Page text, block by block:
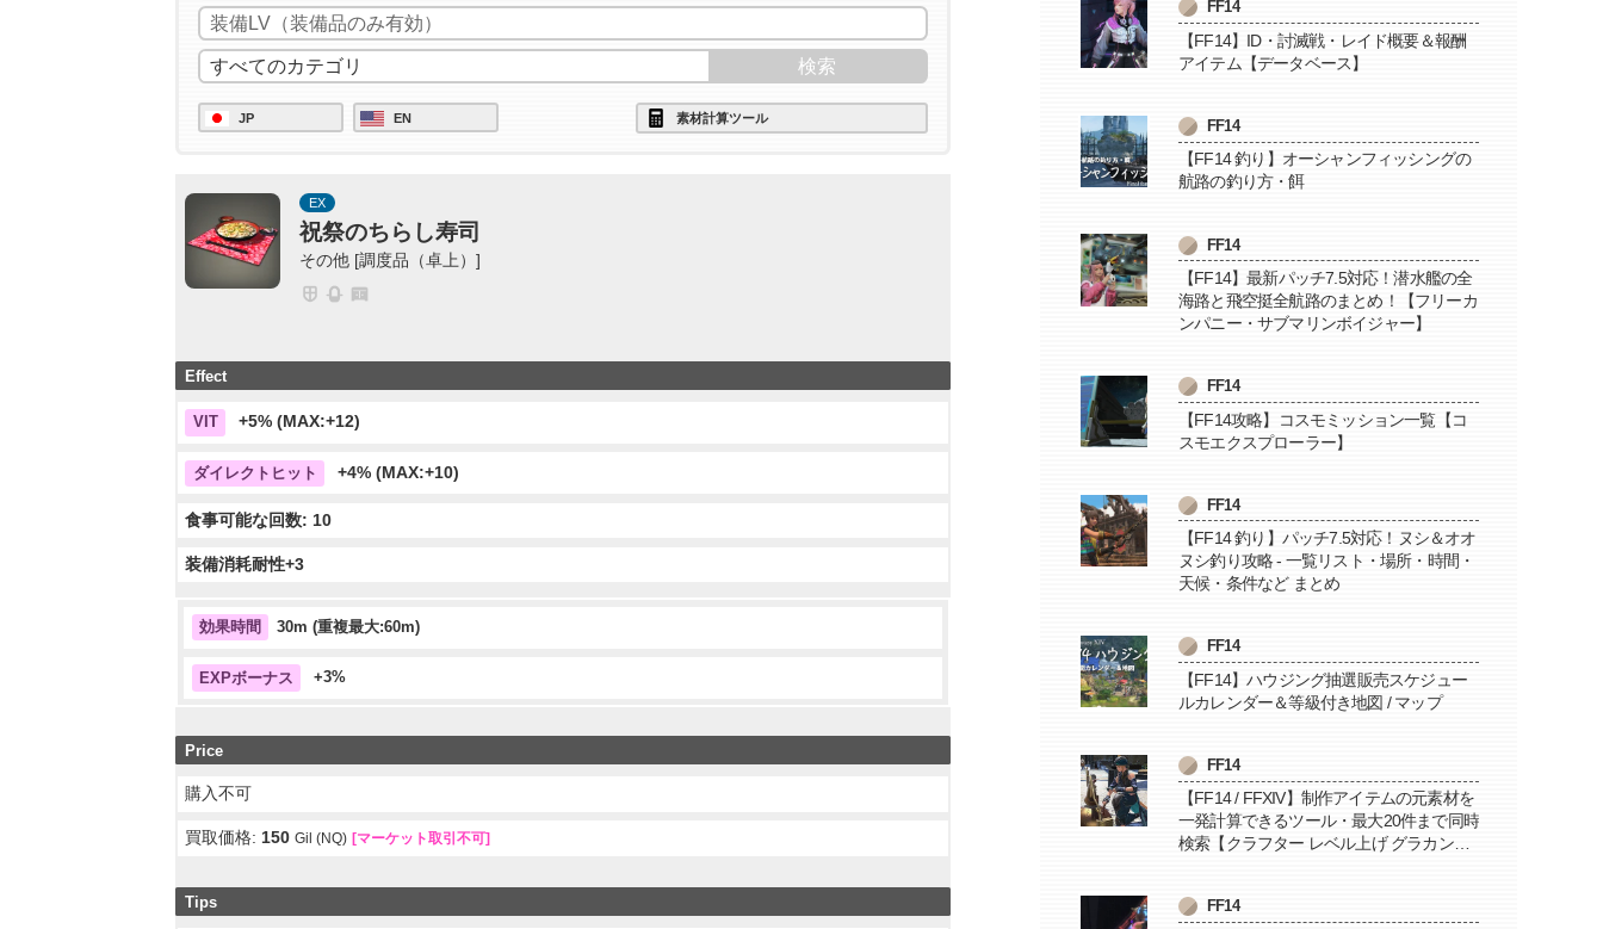
JP EN 素材計算ツール
EX
祝祭のちらし寿司
その他 [調度品（卓上）]
Effect
VIT +5% (MAX:+12)
ダイレクトヒット +4% (MAX:+10)
食事可能な回数: 10
装備消耗耐性+3
効果時間 30m (重複最大:60m)
EXPボーナス +3%
Price
購入不可
買取価格: 150 Gil (NQ) [マーケット取引不可]
Tips
FF14
【FF14】ID・討滅戦・レイド概要＆報酬
アイテム【データベース】
FF14
【FF14 釣り】オーシャンフィッシングの
航路の釣り方・餌
FF14
【FF14】最新パッチ7.5対応！潜水艦の全
海路と飛空挺全航路のまとめ！【フリーカ
ンパニー・サブマリンボイジャー】
FF14
【FF14攻略】コスモミッション一覧【コ
スモエクスプローラー】
FF14
【FF14 釣り】パッチ7.5対応！ヌシ＆オオ
ヌシ釣り攻略 - 一覧リスト・場所・時間・
天候・条件など まとめ
FF14
【FF14】ハウジング抽選販売スケジュー
ルカレンダー＆等級付き地図 / マップ
FF14
【FF14 / FFXIV】制作アイテムの元素材を
一発計算できるツール・最大20件まで同時
検索【クラフター レベル上げ グラカン納
FF14